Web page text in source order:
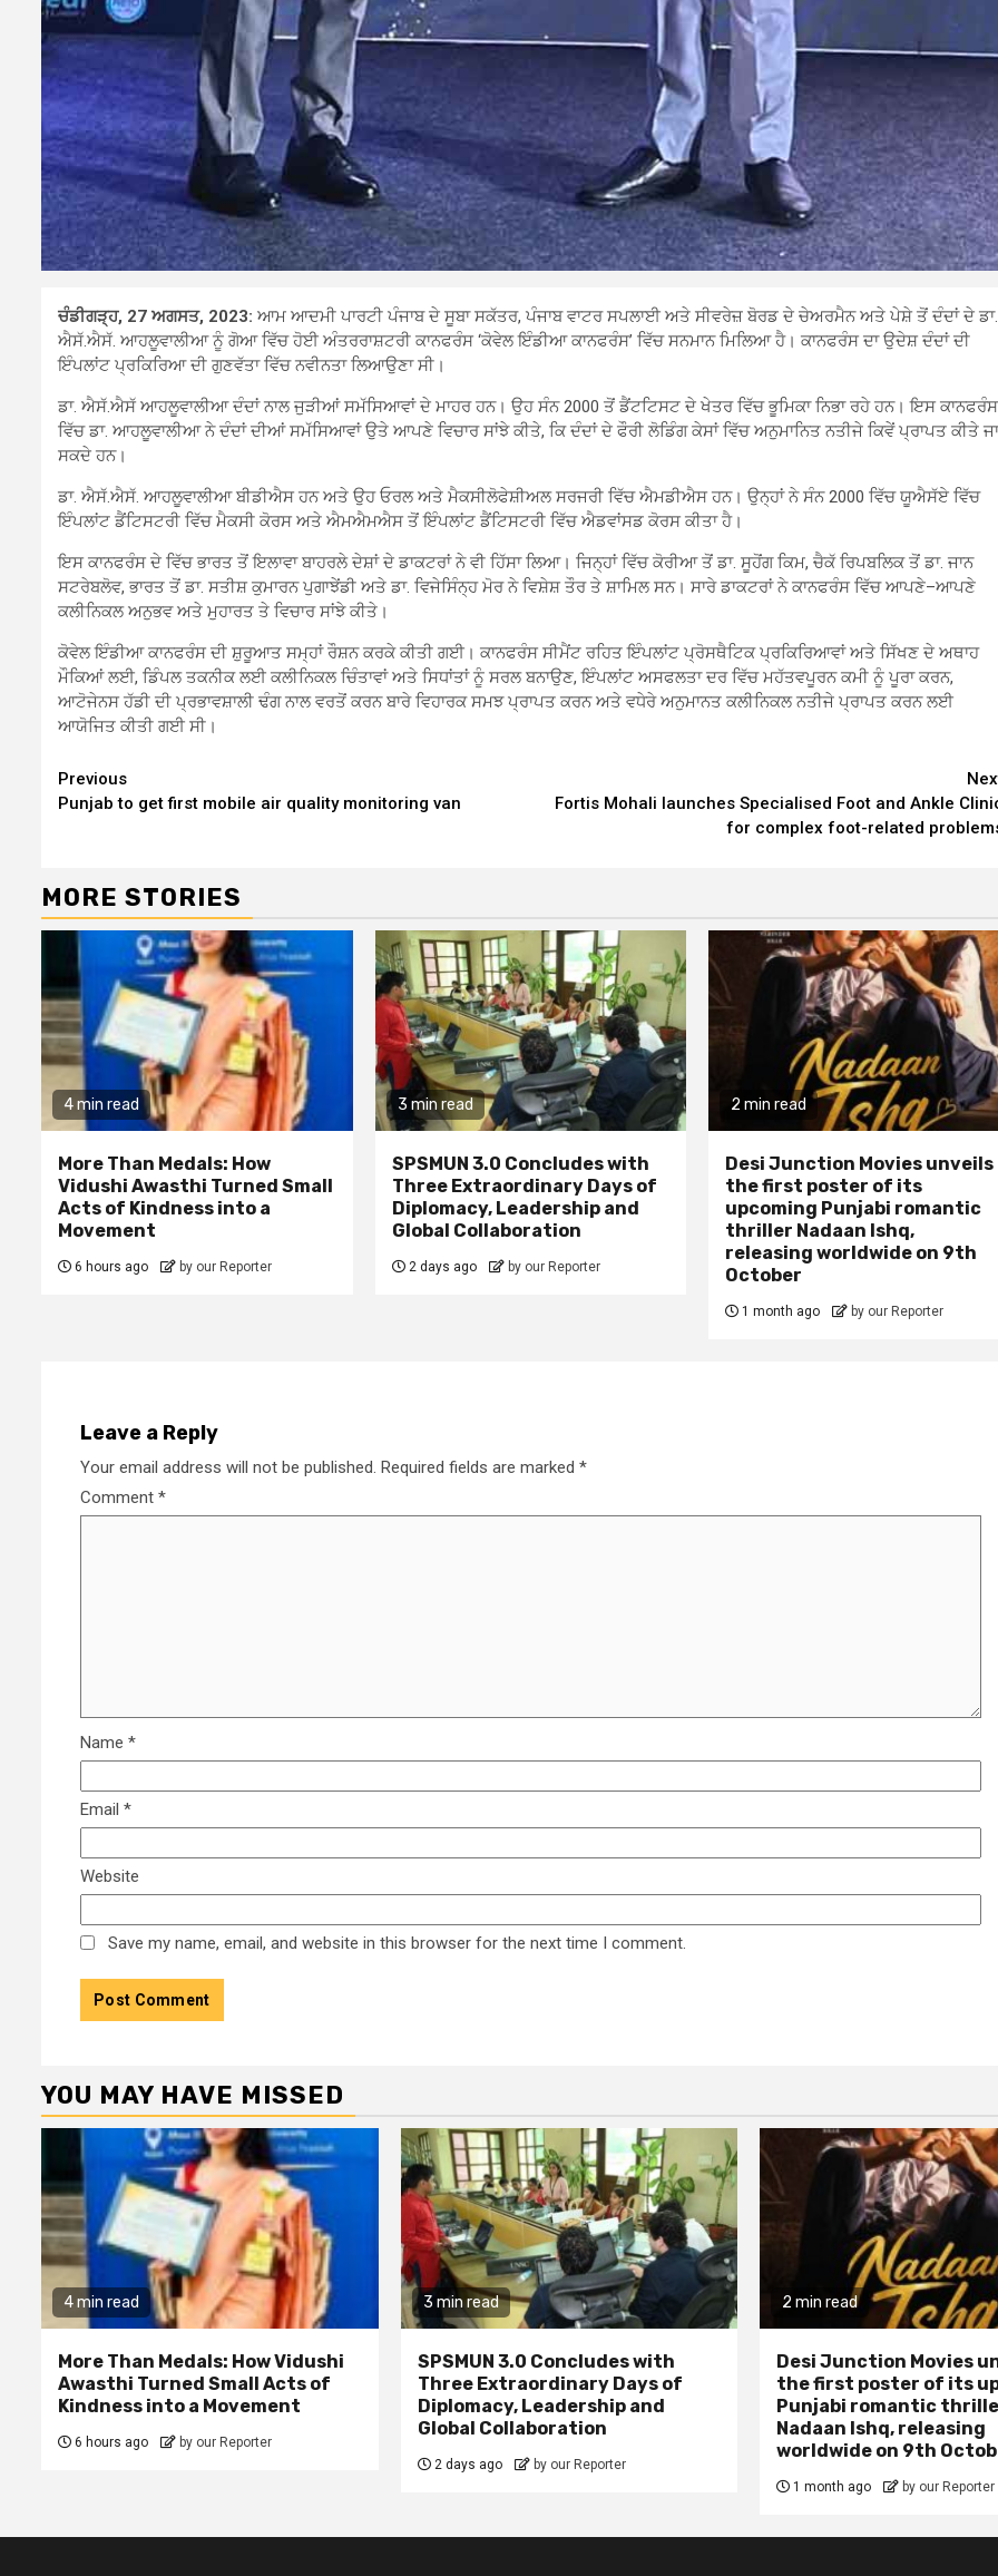
ਚੰਡੀਗੜ੍ਹ, 27 ਅਗਸਤ, 2023: ਆਮ ਆਦਮੀ ਪਾਰਟੀ ਪੰਜਾਬ ਦੇ ਸੂਬਾ ਸਕੱਤਰ, ਪੰਜਾਬ ਵਾਟਰ ਸਪਲਾਈ ਅਤੇ ਸੀਵਰੇਜ਼ ਬੋਰਡ ਦੇ ਚੇਅਰਮੈਨ ਅਤੇ ਪੇਸ਼ੇ ਤੋਂ ਦੰਦਾਂ ਦੇ ਡਾ.
ਐਸੱ.ਐਸੱ. ਆਹਲੂਵਾਲੀਆ ਨੂੰ ਗੋਆ ਵਿੱਚ ਹੋਈ ਅੰਤਰਰਾਸ਼ਟਰੀ ਕਾਨਫਰੰਸ ‘ਕੋਵੇਲ ਇੰਡੀਆ ਕਾਨਫਰੰਸ’ ਵਿੱਚ ਸਨਮਾਨ ਮਿਲਿਆ ਹੈ। ਕਾਨਫਰੰਸ ਦਾ ਉਦੇਸ਼ ਦੰਦਾਂ ਦੀ
ਇੰਪਲਾਂਟ ਪ੍ਰਕਿਰਿਆ ਦੀ ਗੁਣਵੱਤਾ ਵਿੱਚ ਨਵੀਨਤਾ ਲਿਆਉਣਾ ਸੀ।
ਡਾ. ਐਸੱ.ਐਸੱ ਆਹਲੂਵਾਲੀਆ ਦੰਦਾਂ ਨਾਲ ਜੁੜੀਆਂ ਸਮੱਸਿਆਵਾਂ ਦੇ ਮਾਹਰ ਹਨ। ਉਹ ਸੰਨ 2000 ਤੋਂ ਡੈਂਟਟਿਸਟ ਦੇ ਖੇਤਰ ਵਿੱਚ ਭੂਮਿਕਾ ਨਿਭਾ ਰਹੇ ਹਨ। ਇਸ ਕਾਨਫਰੰਸ
ਵਿੱਚ ਡਾ. ਆਹਲੂਵਾਲੀਆ ਨੇ ਦੰਦਾਂ ਦੀਆਂ ਸਮੱਸਿਆਵਾਂ ਉਤੇ ਆਪਣੇ ਵਿਚਾਰ ਸਾਂਝੇ ਕੀਤੇ, ਕਿ ਦੰਦਾਂ ਦੇ ਫੌਰੀ ਲੋਡਿੰਗ ਕੇਸਾਂ ਵਿੱਚ ਅਨੁਮਾਨਿਤ ਨਤੀਜੇ ਕਿਵੇਂ ਪ੍ਰਾਪਤ ਕੀਤੇ ਜਾ
ਸਕਦੇ ਹਨ।
ਡਾ. ਐਸੱ.ਐਸੱ. ਆਹਲੂਵਾਲੀਆ ਬੀਡੀਐਸ ਹਨ ਅਤੇ ਉਹ ਓਰਲ ਅਤੇ ਮੈਕਸੀਲੋਫੇਸ਼ੀਅਲ ਸਰਜਰੀ ਵਿੱਚ ਐਮਡੀਐਸ ਹਨ। ਉਨ੍ਹਾਂ ਨੇ ਸੰਨ 2000 ਵਿੱਚ ਯੂਐਸੱਏ ਵਿੱਚ
ਇੰਪਲਾਂਟ ਡੈਂਟਿਸਟਰੀ ਵਿੱਚ ਮੈਕਸੀ ਕੋਰਸ ਅਤੇ ਐਮਐਮਐਸ ਤੋਂ ਇੰਪਲਾਂਟ ਡੈਂਟਿਸਟਰੀ ਵਿੱਚ ਐਡਵਾਂਸਡ ਕੋਰਸ ਕੀਤਾ ਹੈ।
ਇਸ ਕਾਨਫਰੰਸ ਦੇ ਵਿੱਚ ਭਾਰਤ ਤੋਂ ਇਲਾਵਾ ਬਾਹਰਲੇ ਦੇਸ਼ਾਂ ਦੇ ਡਾਕਟਰਾਂ ਨੇ ਵੀ ਹਿੱਸਾ ਲਿਆ। ਜਿਨ੍ਹਾਂ ਵਿੱਚ ਕੋਰੀਆ ਤੋਂ ਡਾ. ਸੂਹੋਂਗ ਕਿਮ, ਚੈਕੱ ਰਿਪਬਲਿਕ ਤੋਂ ਡਾ. ਜਾਨ
ਸਟਰੇਬਲੋਵ, ਭਾਰਤ ਤੋਂ ਡਾ. ਸਤੀਸ਼ ਕੁਮਾਰਨ ਪੁਗਾਝੇਂਡੀ ਅਤੇ ਡਾ. ਵਿਜੇਸਿੰਨ੍ਹ ਮੋਰ ਨੇ ਵਿਸ਼ੇਸ਼ ਤੌਰ ਤੇ ਸ਼ਾਮਿਲ ਸਨ। ਸਾਰੇ ਡਾਕਟਰਾਂ ਨੇ ਕਾਨਫਰੰਸ ਵਿੱਚ ਆਪਣੇ–ਆਪਣੇ
ਕਲੀਨਿਕਲ ਅਨੁਭਵ ਅਤੇ ਮੁਹਾਰਤ ਤੇ ਵਿਚਾਰ ਸਾਂਝੇ ਕੀਤੇ।
ਕੋਵੇਲ ਇੰਡੀਆ ਕਾਨਫਰੰਸ ਦੀ ਸ਼ੁਰੂਆਤ ਸਮ੍ਹਾਂ ਰੌਸ਼ਨ ਕਰਕੇ ਕੀਤੀ ਗਈ। ਕਾਨਫਰੰਸ ਸੀਮੈਂਟ ਰਹਿਤ ਇੰਪਲਾਂਟ ਪ੍ਰੋਸਥੈਟਿਕ ਪ੍ਰਕਿਰਿਆਵਾਂ ਅਤੇ ਸਿੱਖਣ ਦੇ ਅਥਾਹ
ਮੌਕਿਆਂ ਲਈ, ਡਿੰਪਲ ਤਕਨੀਕ ਲਈ ਕਲੀਨਿਕਲ ਚਿੰਤਾਵਾਂ ਅਤੇ ਸਿਧਾਂਤਾਂ ਨੂੰ ਸਰਲ ਬਨਾਉਣ, ਇੰਪਲਾਂਟ ਅਸਫਲਤਾ ਦਰ ਵਿੱਚ ਮਹੱਤਵਪੂਰਨ ਕਮੀ ਨੂੰ ਪੂਰਾ ਕਰਨ,
ਆਟੋਜੇਨਸ ਹੱਡੀ ਦੀ ਪ੍ਰਭਾਵਸ਼ਾਲੀ ਢੰਗ ਨਾਲ ਵਰਤੋਂ ਕਰਨ ਬਾਰੇ ਵਿਹਾਰਕ ਸਮਝ ਪ੍ਰਾਪਤ ਕਰਨ ਅਤੇ ਵਧੇਰੇ ਅਨੁਮਾਨਤ ਕਲੀਨਿਕਲ ਨਤੀਜੇ ਪ੍ਰਾਪਤ ਕਰਨ ਲਈ
ਆਯੋਜਿਤ ਕੀਤੀ ਗਈ ਸੀ।
Continue
Reading
Previous
Punjab to get first mobile air quality monitoring van
Fortis Mohali launches Specialised Foot and Ankle
for complex foot-related
MORE STORIES
4 min read
More Than Medals: How
Vidushi Awasthi Turned Small
Acts of Kindness into a
Movement
6 hours ago by our Reporter
3 min read
SPSMUN 3.0 Concludes with
Three Extraordinary Days of
Diplomacy, Leadership and
Global Collaboration
2 days ago by our Reporter
2 min read
Desi Junction Movies unveils
the first poster of its
upcoming Punjabi romantic
thriller Nadaan Ishq,
releasing worldwide on 9th
October
1 month ago by our Reporter
Leave a Reply
Your email address will not be published. Required fields are marked *
Comment *
Name *
Email *
Website
Save my name, email, and website in this browser for the next time I comment.
YOU MAY HAVE MISSED
4 min read
More Than Medals: How Vidushi
Awasthi Turned Small Acts of
Kindness into a Movement
6 hours ago by our Reporter
3 min read
SPSMUN 3.0 Concludes with
Three Extraordinary Days of
Diplomacy, Leadership and
Global Collaboration
2 days ago by our Reporter
2 min read
Desi Junction Movies
the first poster of its
Punjabi romantic
Nadaan Ishq, releasing
worldwide on 9th
1 month ago by our Reporter